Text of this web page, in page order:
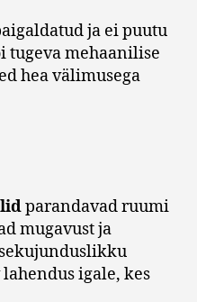
ja ei puutu
tugeva mehaanilise
hea välimusega
parandavad ruumi
mugavust ja
igale, kes